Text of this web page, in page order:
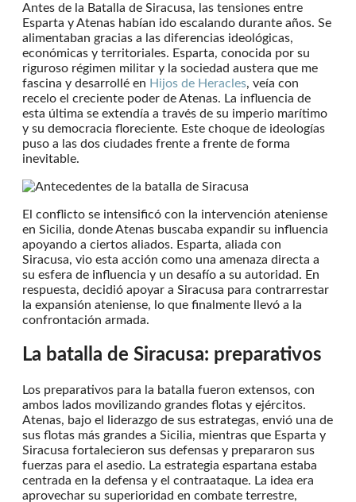
Antes de la Batalla de Siracusa, las tensiones entre
Esparta y Atenas habían ido escalando durante años. Se
alimentaban gracias a las diferencias ideológicas,
económicas y territoriales. Esparta, conocida por su
riguroso régimen militar y la sociedad austera que me
fascina y desarrollé en Hijos de Heracles, veía con
recelo el creciente poder de Atenas. La influencia de
esta última se extendía a través de su imperio marítimo
y su democracia floreciente. Este choque de ideologías
puso a las dos ciudades frente a frente de forma
inevitable.
El conflicto se intensificó con la intervención ateniense
en Sicilia, donde Atenas buscaba expandir su influencia
apoyando a ciertos aliados. Esparta, aliada con
Siracusa, vio esta acción como una amenaza directa a
su esfera de influencia y un desafío a su autoridad. En
respuesta, decidió apoyar a Siracusa para contrarrestar
la expansión ateniense, lo que finalmente llevó a la
confrontación armada.
La batalla de Siracusa: preparativos
Los preparativos para la batalla fueron extensos, con
ambos lados movilizando grandes flotas y ejércitos.
Atenas, bajo el liderazgo de sus estrategas, envió una de
sus flotas más grandes a Sicilia, mientras que Esparta y
Siracusa fortalecieron sus defensas y prepararon sus
fuerzas para el asedio. La estrategia espartana estaba
centrada en la defensa y el contraataque. La idea era
aprovechar su superioridad en combate terrestre,